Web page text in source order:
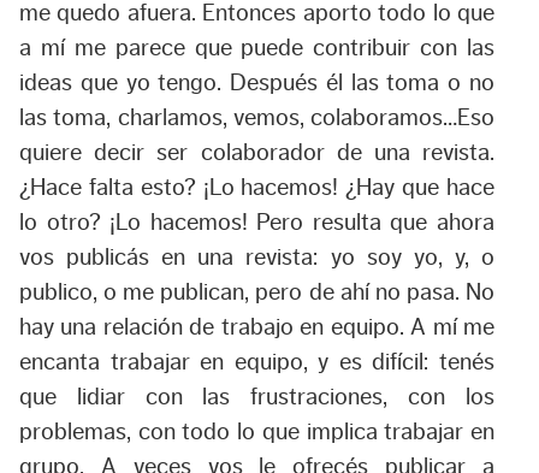
me quedo afuera. Entonces aporto todo lo que
a mí me parece que puede contribuir con las
ideas que yo tengo. Después él las toma o no
las toma, charlamos, vemos, colaboramos…Eso
quiere decir ser colaborador de una revista.
¿Hace falta esto? ¡Lo hacemos! ¿Hay que hace
lo otro? ¡Lo hacemos! Pero resulta que ahora
vos publicás en una revista: yo soy yo, y, o
publico, o me publican, pero de ahí no pasa. No
hay una relación de trabajo en equipo. A mí me
encanta trabajar en equipo, y es difícil: tenés
que lidiar con las frustraciones, con los
problemas, con todo lo que implica trabajar en
grupo. A veces vos le ofrecés publicar a